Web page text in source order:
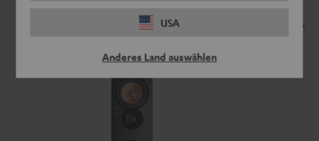
USA
Anderes Land auswählen